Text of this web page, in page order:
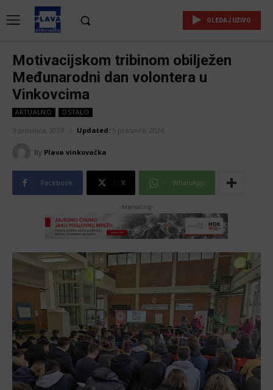
GLEDAJ UŽIVO
Motivacijskom tribinom obilježen
Međunarodni dan volontera u
Vinkovcima
AKTUALNO OSTALO
5 prosinca, 2024 Updated: 5 prosinca, 2024
By Plava vinkovačka
Facebook X WhatsApp
-Marketing-